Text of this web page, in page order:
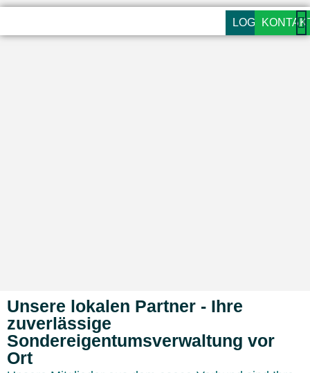
LOGIN
Unsere lokalen Partner - Ihre
zuverlässige
Sondereigentumsverwaltung vor
Ort